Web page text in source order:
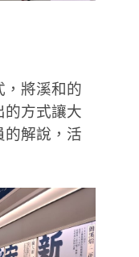
將溪和的
的方式讓大
的解說，活